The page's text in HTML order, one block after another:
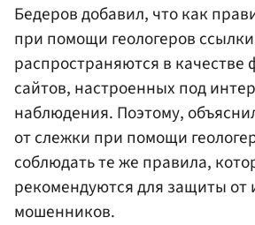
Бедеров добавил, что как
при помощи геологеров ссылки
распространяются в
сайтов, настроенных под
наблюдения. Поэтому,
от слежки при помощи
соблюдать те же правила,
рекомендуются для защиты от
мошенников.